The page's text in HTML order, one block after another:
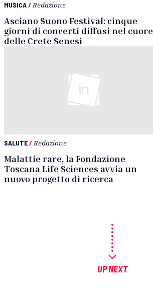
MUSICA/ Redazione
Asciano Suono Festival: cinque
giorni di concerti diffusi nel cuore
delle Crete Senesi
SALUTE/ Redazione
Malattie rare, la Fondazione
Toscana Life Sciences avvia un
nuovo progetto di ricerca
UP NEXT